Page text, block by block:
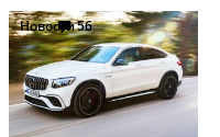
Новости56